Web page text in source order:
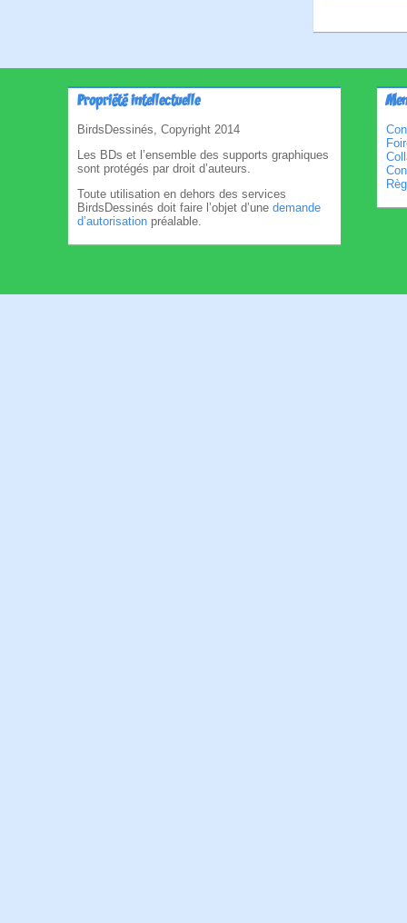
Propriété intellectuelle
BirdsDessinés, Copyright 2014
Les BDs et l’ensemble des supports graphiques
sont protégés par droit d’auteurs.
Toute utilisation en dehors des services
BirdsDessinés doit faire l’objet d’une demande
d’autorisation préalable.